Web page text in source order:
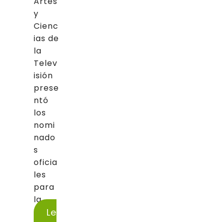
y
Cienc
ias de
la
Telev
isión
prese
ntó
los
nomi
nado
s
oficia
les
para
la...
Le